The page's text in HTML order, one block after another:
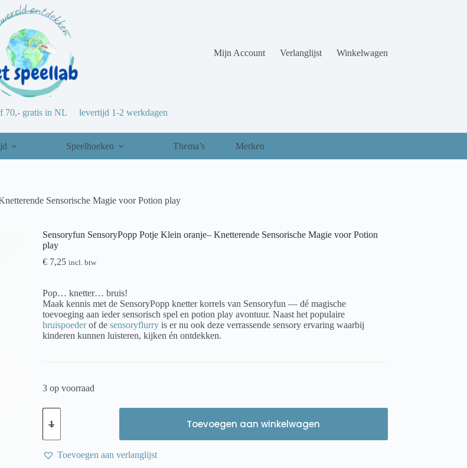
Mijn Account
Verlanglijst Winkelwagen
gratis in NL levertijd 1-2 werkdagen
Speelhoeken Thema’s Merken
Sensorische Magie voor Potion play
Sensoryfun SensoryPopp Potje Klein oranje– Knetterende Sensorische Magie voor Potion
play
€7,25 incl. btw
Pop… knetter… bruis!
Maak kennis met de SensoryPopp knetter korrels van Sensoryfun — dé magische
toevoeging aan ieder sensorisch spel en potion play avontuur. Naast het populaire
bruispoederof de sensoryflurry is er nu ook deze verrassende sensory ervaring waarbij
kinderen kunnen luisteren, kijken én ontdekken.
3 op voorraad
Sensoryfun
SensoryPopp
Klein
oranje–
Knetterende
Toevoegen aan winkelwagen
Toevoegen aan verlanglijst